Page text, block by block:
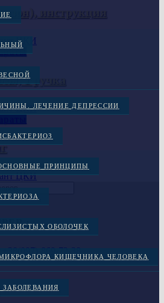
ЛЕЧЕНИЕ ДЕПРЕССИИ
ПРИНЦИПЫ
ОБОЛОЧЕК
КИШЕЧНИКА ЧЕЛОВЕКА
инструкция
ЦКИ
1 ручка
ЦКИ
ЦКИ
:
+38(097)-869-72-38